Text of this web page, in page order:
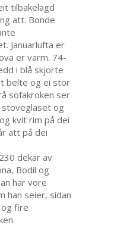
tilbakelagd
att. Bonde
Januarlufta er
er varm. 74-
i blå skjorte
belte og ei stor
sofakroken ser
og
kvit rim på dei
att på dei
dekar av
Bodil og
har vore
han seier, sidan
fire